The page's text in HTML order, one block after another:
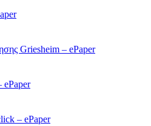
Griesheim – ePaper
ePaper
– ePaper